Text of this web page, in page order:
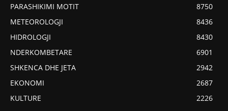
PARASHIKIMI MOTIT
8750
METEOROLOGJI
8436
HIDROLOGJI
8430
NDERKOMBETARE
6901
SHKENCA DHE JETA
2942
EKONOMI
2687
KULTURE
2226